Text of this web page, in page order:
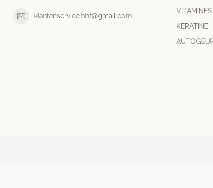
klantenservice.hbt@gmail.com
KERATINE